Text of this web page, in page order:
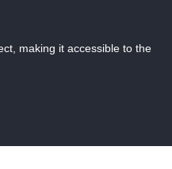
making it accessible to the